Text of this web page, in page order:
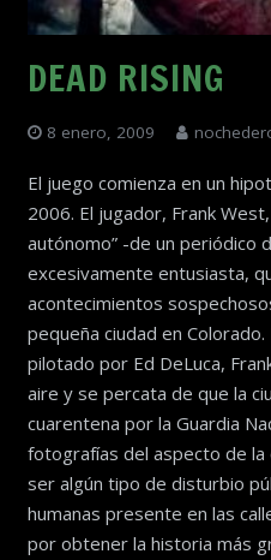
DEAD RISING
8 enero, 2009
El juego comienza en un
2006. El jugador, Frank
autónomo” -de un periódico
excesivamente entusiasta,
acontecimientos
pequeña ciudad en
pilotado por Ed DeLuca,
aire y se percata de que la
cuarentena por la Guardia
fotografías del aspecto de la
ser algún tipo de disturbio
humanas presente en las
por obtener la historia más